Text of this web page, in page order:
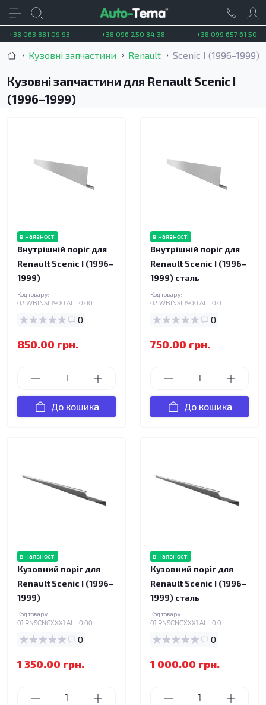
+38 063 881 09 93 +38 096 250 84 38 +38 099 657 61 50
Кузовні запчастини Renault Scenic I (1996–1999)
Кузовні запчастини для Renault Scenic I
(1996–1999)
в наявності
Внутрішній поріг для
Renault Scenic I (1996–
1999)
Код товару:
03.WBINSL1900.ALL.0.00
0
850.00 грн.
До кошика
в наявності
Внутрішній поріг для
Renault Scenic I (1996–
1999) сталь
Код товару:
03.WBINSL1900.ALL.0.0
0
750.00 грн.
До кошика
в наявності
Кузовний поріг для
Renault Scenic I (1996–
1999)
Код товару:
01.RNSCNCXXX1.ALL.0.00
0
1 350.00 грн.
в наявності
Кузовний поріг для
Renault Scenic I (1996–
1999) сталь
Код товару:
01.RNSCNCXXX1.ALL.0.0
0
1 000.00 грн.